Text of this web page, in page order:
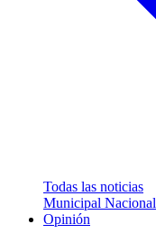
Todas las noticias
Municipal Nacional
Opinión